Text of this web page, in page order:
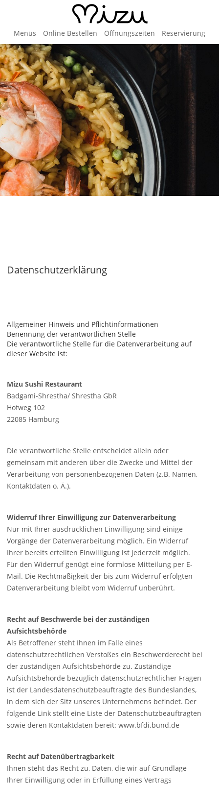
Menüs Online Bestellen Öffnungszeiten Reservierung
Datenschutzerklärung
Allgemeiner Hinweis und Pflichtinformationen
Benennung der verantwortlichen Stelle
Die verantwortliche Stelle für die Datenverarbeitung auf
dieser Website ist:
Mizu Sushi Restaurant
Badgami-Shrestha/ Shrestha GbR
Hofweg 102
22085 Hamburg
Die verantwortliche Stelle entscheidet allein oder
gemeinsam mit anderen über die Zwecke und Mittel der
Verarbeitung von personenbezogenen Daten (z.B. Namen,
Kontaktdaten o. Ä.).
Widerruf Ihrer Einwilligung zur Datenverarbeitung
Nur mit Ihrer ausdrücklichen Einwilligung sind einige
Vorgänge der Datenverarbeitung möglich. Ein Widerruf
Ihrer bereits erteilten Einwilligung ist jederzeit möglich.
Für den Widerruf genügt eine formlose Mitteilung per E-
Mail. Die Rechtmäßigkeit der bis zum Widerruf erfolgten
Datenverarbeitung bleibt vom Widerruf unberührt.
Recht auf Beschwerde bei der zuständigen
Aufsichtsbehörde
Als Betroffener steht Ihnen im Falle eines
datenschutzrechtlichen Verstoßes ein Beschwerderecht bei
der zuständigen Aufsichtsbehörde zu. Zuständige
Aufsichtsbehörde bezüglich datenschutzrechtlicher Fragen
ist der Landesdatenschutzbeauftragte des Bundeslandes,
in dem sich der Sitz unseres Unternehmens befindet. Der
folgende Link stellt eine Liste der Datenschutzbeauftragten
sowie deren Kontaktdaten bereit: www.bfdi.bund.de
Recht auf Datenübertragbarkeit
Ihnen steht das Recht zu, Daten, die wir auf Grundlage
Ihrer Einwilligung oder in Erfüllung eines Vertrags